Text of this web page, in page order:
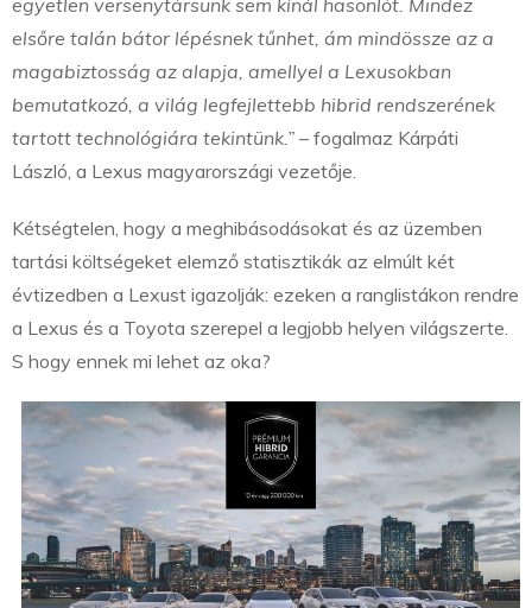
egyetlen versenytársunk sem kínál hasonlót. Mindez
elsőre talán bátor lépésnek tűnhet, ám mindössze az a
magabiztosság az alapja, amellyel a Lexusokban
bemutatkozó, a világ legfejlettebb hibrid rendszerének
tartott technológiára tekintünk.” – fogalmaz Kárpáti
László, a Lexus magyarországi vezetője.
Kétségtelen, hogy a meghibásodásokat és az üzemben
tartási költségeket elemző statisztikák az elmúlt két
évtizedben a Lexust igazolják: ezeken a ranglistákon rendre
a Lexus és a Toyota szerepel a legjobb helyen világszerte.
S hogy ennek mi lehet az oka?